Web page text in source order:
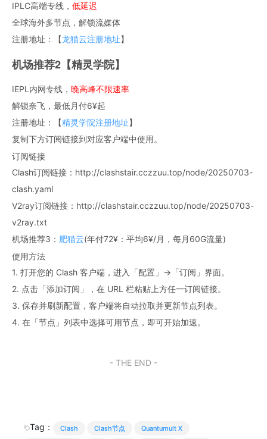
IPLC高端专线， 低延迟
全球海外多节点，解锁流媒体
注册地址：【龙猫云注册地址】
机场推荐2【精灵学院】
IEPL内网专线， 晚高峰不限速率
解锁奈飞，最低月付6¥起
注册地址：【精灵学院注册地址】
复制下方订阅链接到对应客户端中使用。
订阅链接
Clash订阅链接：http://clashstair.cczzuu.top/node/20250703-
clash.yaml
V2ray订阅链接：http://clashstair.cczzuu.top/node/20250703-
v2ray.txt
机场推荐3： 肥猫云(年付72¥：平均6¥/月，每月60G流量)
使用方法
1. 打开您的 Clash 客户端，进入「配置」→「订阅」界面。
2. 点击「添加订阅」，在 URL 栏粘贴上方任一订阅链接。
3. 保存并刷新配置，客户端将自动拉取并更新节点列表。
4. 在「节点」列表中选择可用节点，即可开始加速。
- THE END -
Tag： Clash Clash节点
Quantumult X